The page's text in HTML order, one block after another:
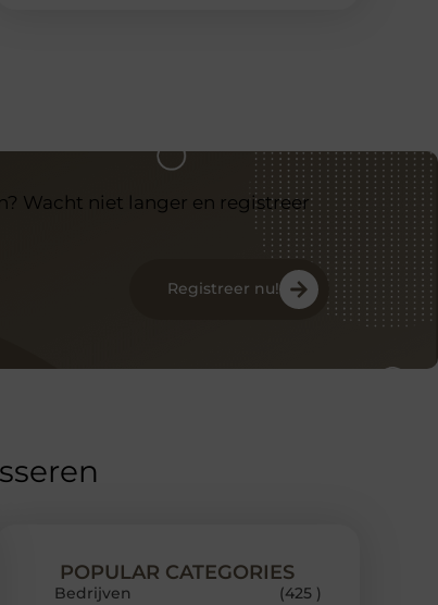
Wacht niet langer en registreer
Registreer nu!
POPULAR CATEGORIES
Bedrijven
(425 )